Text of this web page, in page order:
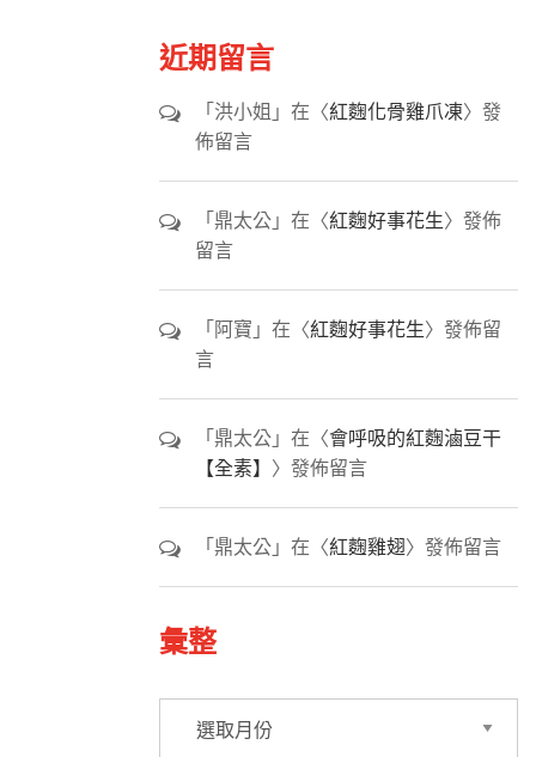
近期留言
「 洪小姐 」在〈紅麴化骨雞爪凍〉發
佈留言
「 鼎太公 」在〈紅麴好事花生〉發佈
留言
「 阿寶 」在〈紅麴好事花生〉發佈留
言
「 鼎太公 」在〈會呼吸的紅麴滷豆干
【全素】 〉發佈留言
「 鼎太公 」在〈紅麴雞翅〉發佈留言
彙整
彙